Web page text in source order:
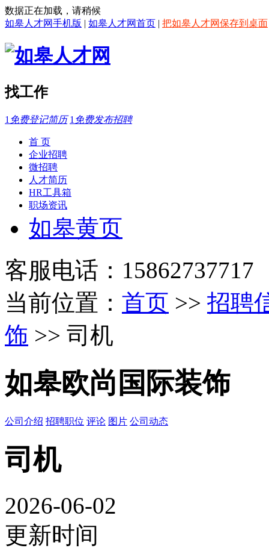
数据正在加载，请稍候
如皋人才网手机版 | 如皋人才网首页 | 把如皋人才网保存到桌面
找工作
1 免费登记简历 1 免费发布招聘
首 页
企业招聘
微招聘
人才简历
HR工具箱
职场资讯
如皋黄页
客服电话：15862737717
当前位置： 首页 >> 招聘
饰 >> 司机
如皋欧尚国际装饰
公司介绍 招聘职位 评论 图片 公司动态
司机
2026-06-02
更新时间